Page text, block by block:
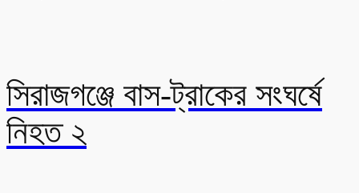
সিরাজগঞ্জে বাস-ট্রাকের সংঘর্ষে
নিহত ২